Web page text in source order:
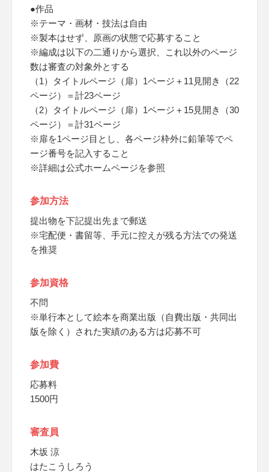
●作品
※テーマ・画材・技法は自由
※製本はせず、原画の状態で応募すること
※編成は以下の二通りから選択、これ以外のページ
数は審査の対象外とする
（1）タイトルページ（扉）1ページ＋11見開き（22
ページ）＝計23ページ
（2）タイトルページ（扉）1ページ＋15見開き（30
ページ）＝計31ページ
※扉を1ページ目とし、各ページ枠外に鉛筆等でペ
ージ番号を記入すること
※詳細は公式ホームページを参照
参加方法
提出物を下記提出先まで郵送
※宅配便・書留等、手元に控えが残る方法での発送
を推奨
参加資格
不問
※単行本として絵本を商業出版（自費出版・共同出
版を除く）された実績のある方は応募不可
参加費
応募料
1500円
審査員
木坂 涼
はたこうしろう